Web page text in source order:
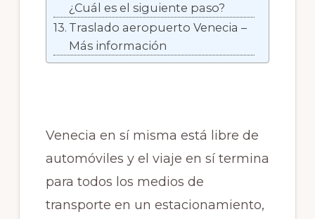
¿Cuál es el siguiente paso?
Traslado aeropuerto Venecia –
Más información
Venecia en sí misma está libre de
automóviles y el viaje en sí termina
para todos los medios de
transporte en un estacionamiento,